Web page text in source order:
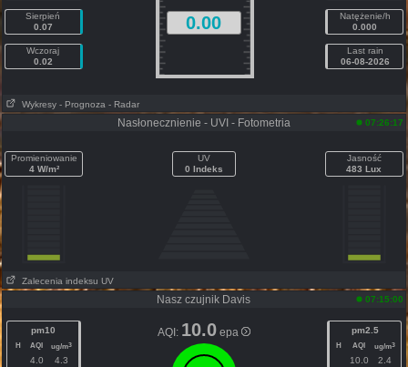
Sierpień
0.07
Wczoraj
0.02
0.00
Natężenie/h
0.000
Last rain
06-08-2026
Wykresy - Prognoza - Radar
Nasłonecznienie - UVI - Fotometria 07:26:17
Promieniowanie
4 W/m²
UV
0 Indeks
Jasność
483 Lux
Zalecenia indeksu UV
Nasz czujnik Davis 07:15:00
pm10
H AQI ug/m3
4.0 4.3
AQI: 10.0 epa pm2.5
H AQI ug/m3
10.0 2.4